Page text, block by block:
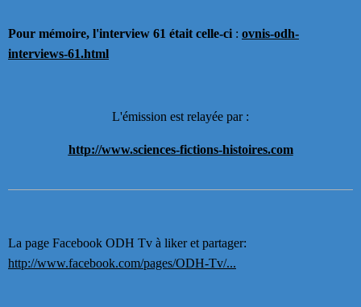
Pour mémoire, l'interview 61 était celle-ci : ovnis-odh-
interviews-61.html
L'émission est relayée par :
http://www.sciences-fictions-histoires.com
La page Facebook ODH Tv à liker et partager:
http://www.facebook.com/pages/ODH-Tv/...